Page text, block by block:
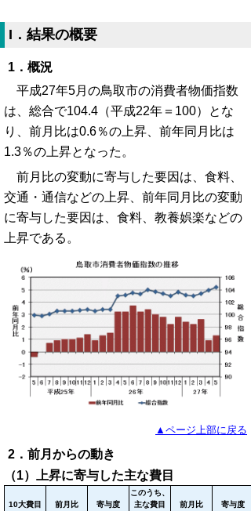
I．結果の概要
1．概況
平成27年5月の鳥取市の消費者物価指数
は、総合で104.4（平成22年＝100）とな
り、前月比は0.6％の上昇、前年同月比は
1.3％の上昇となった。
前月比の変動に寄与した要因は、食料、
交通・通信などの上昇、前年同月比の変動
に寄与した要因は、食料、教養娯楽などの
上昇である。
▲ページ上部に戻る
2．前月からの動き
（1）上昇に寄与した主な費目
10大費目 前月比 寄与度
このうち、
主な費目
前月比 寄与度